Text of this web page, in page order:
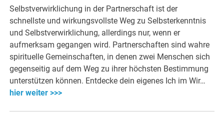
Selbstverwirklichung in der Partnerschaft ist der
schnellste und wirkungsvollste Weg zu Selbsterkenntnis
und Selbstverwirklichung, allerdings nur, wenn er
aufmerksam gegangen wird. Partnerschaften sind wahre
spirituelle Gemeinschaften, in denen zwei Menschen sich
gegenseitig auf dem Weg zu ihrer höchsten Bestimmung
unterstützen können. Entdecke dein eigenes Ich im Wir…
hier weiter >>>